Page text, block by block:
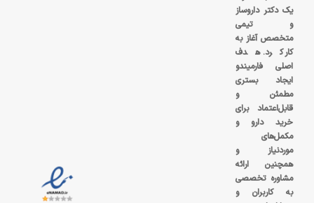
یک دکتر داروساز
و تیمی
متخصص آغاز به
کار کرد. هدف
اصلی فارمیندو
ایجاد بستری
مطمئن و
قابل‌اعتماد برای
خرید دارو و
مکمل‌های
موردنیاز و
همچنین ارائه
مشاوره تخصصی
به کاربران و